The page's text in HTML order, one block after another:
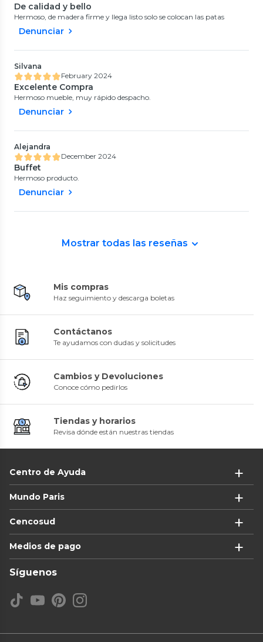
De calidad y bello
Hermoso, de madera firme y llega listo solo se colocan las patas
Denunciar
Silvana
February 2024
Excelente Compra
Hermoso mueble, muy rápido despacho.
Denunciar
Alejandra
December 2024
Buffet
Hermoso producto.
Denunciar
Mostrar todas las reseñas
Mis compras
Haz seguimiento y descarga boletas
Contáctanos
Te ayudamos con dudas y solicitudes
Cambios y Devoluciones
Conoce cómo pedirlos
Tiendas y horarios
Revisa dónde están nuestras tiendas
Centro de Ayuda
Mundo Paris
Cencosud
Medios de pago
Síguenos